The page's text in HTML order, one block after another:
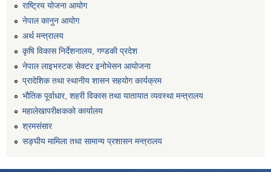
राष्ट्रिय योजना आयोग
नेपाल कानुन आयोग
अर्थ मन्त्रालय
कृषि विकास निर्देशनालय, गण्डकी प्रदेश
नेपाल लाइभस्टक सेक्टर इनोभेसन आयोजना
प्रादेशिक तथा स्थानीय शासन सहयोग कार्यक्रम
भौतिक पूर्वाधार, शहरी विकास तथा यातायात व्यवस्था मन्त्रालय
महालेखापरीक्षकको कार्यालय
श्रमसंसार
सङ्घीय मामिला तथा सामान्य प्रशासन मन्त्रालय